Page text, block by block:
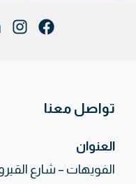
تواصل معنا
العنوان
الفويهات – شارع